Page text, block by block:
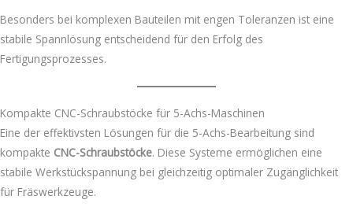
Besonders bei komplexen Bauteilen mit engen Toleranzen ist eine
stabile Spannlösung entscheidend für den Erfolg des
Fertigungsprozesses.
Kompakte CNC-Schraubstöcke für 5-Achs-Maschinen
Eine der effektivsten Lösungen für die 5-Achs-Bearbeitung sind
kompakte CNC-Schraubstöcke. Diese Systeme ermöglichen eine
stabile Werkstückspannung bei gleichzeitig optimaler Zugänglichkeit
für Fräswerkzeuge.